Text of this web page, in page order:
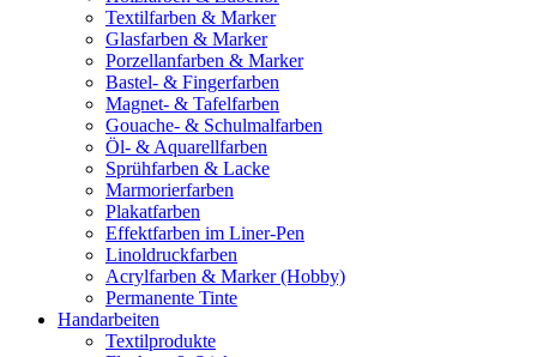
Textilfarben & Marker
Glasfarben & Marker
Porzellanfarben & Marker
Bastel- & Fingerfarben
Magnet- & Tafelfarben
Gouache- & Schulmalfarben
Öl- & Aquarellfarben
Sprühfarben & Lacke
Marmorierfarben
Plakatfarben
Effektfarben im Liner-Pen
Linoldruckfarben
Acrylfarben & Marker (Hobby)
Permanente Tinte
Handarbeiten
Textilprodukte